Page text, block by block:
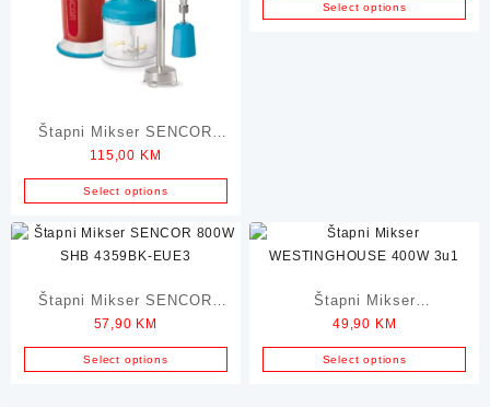
Štapni Mikser SENCOR
1000W SHB 4467 TQ EUE3
115,00 KM
Select options
Select options
Štapni Mikser SENCOR
800W SHB 4359BK-EUE3
57,90 KM
Select options
Štapni Mikser
WESTINGHOUSE 400W
3u1
49,90 KM
Select options